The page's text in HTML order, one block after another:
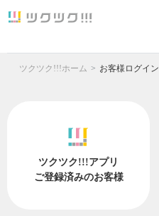
ツクツク!!!ホーム お客様ログイン
ツクツク!!!アプリ
ご登録済みのお客様